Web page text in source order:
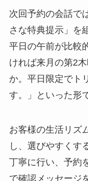
次回予約の会話で
さな特典提示」を
平日の午前が比較
ければ来月の第2
か。平日限定でト
す。」といった形
お客様の生活リズ
し、選びやすくす
丁寧に行い、予約
で確認メッセージ